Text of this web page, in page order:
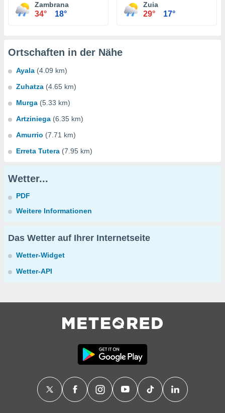
Zambrana
34° 18°
Zuia
29° 17°
Ortschaften in der Nähe
Ayala (4.09 km)
Zuhatza (4.65 km)
Murga (5.33 km)
Artziniega (6.35 km)
Amurrio (7.71 km)
Erreta Tutera (7.95 km)
Wetter...
PDF
Weitere Informationen
Das Wetter auf Ihrer Internetseite
Wetter-Widget
Wetter-API